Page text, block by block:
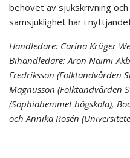
behovet av sjukskrivning
samsjuklighet har i
Handledare: Carina Krüger
Bihandledare: Aron Naimi-
Fredriksson (Folktandvården
Magnusson (Folktandvården
(Sophiahemmet högskola),
och Annika Rosén